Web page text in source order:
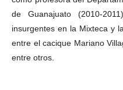
de Guanajuato (2010-
insurgentes en la Mixteca y
entre el cacique Mariano
entre otros.